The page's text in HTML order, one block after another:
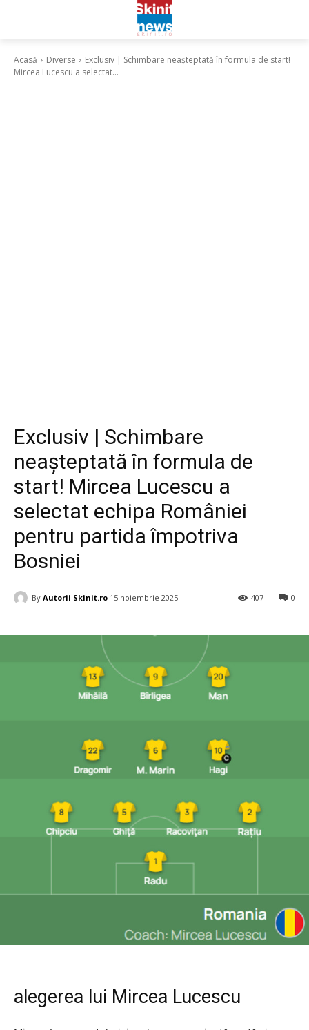
Acasă Diverse
Exclusiv | Schimbare neașteptată în formula de start!
Mircea Lucescu a selectat...
Exclusiv | Schimbare
neașteptată în formula de
start! Mircea Lucescu a
selectat echipa României
pentru partida împotriva
Bosniei
By Autorii Skinit.ro 15 noiembrie 2025 0
407
alegerea lui Mircea Lucescu